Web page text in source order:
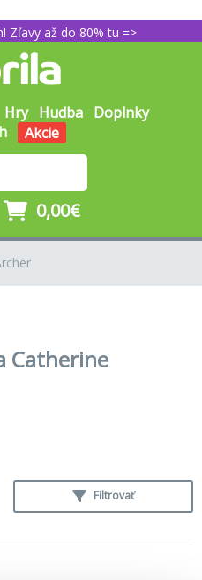
Zľavy až do 80% tu =>
Hry Hudba Doplnky
Akcie
0,00€
Catherine
Filtrovať